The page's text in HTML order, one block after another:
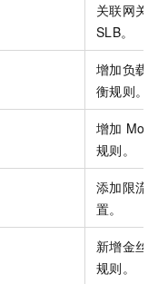
关联网关
SLB。
增加负载
衡规则。
增加 Mock
规则。
添加限流
置。
新增金丝
规则。